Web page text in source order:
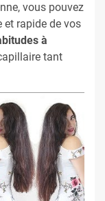
vous pouvez
et rapide de vos
à
tant